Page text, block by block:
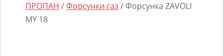
ПРОПАН /Форсунки газ / Форсунка ZAVOLI
MY 18